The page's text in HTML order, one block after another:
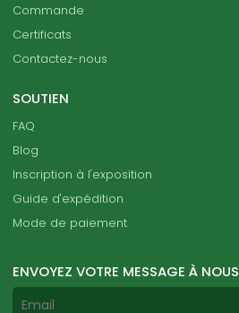
Commande
Certificats
Contactez-nous
SOUTIEN
FAQ
Blog
Inscription à l'exposition
Guide d'expédition
Mode de paiement
ENVOYEZ VOTRE MESSAGE À NOUS